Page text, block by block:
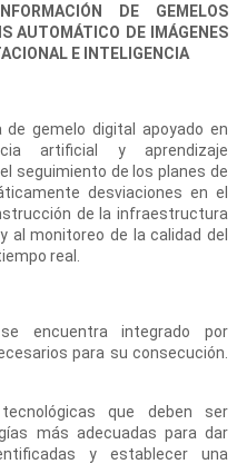
DE GEMELOS
AUTOMÁTICO DE IMÁGENES
E INTELIGENCIA
gemelo digital apoyado en
artificial y aprendizaje
seguimiento de los planes de
desviaciones en el
de la infraestructura
al monitoreo de la calidad del
real.
encuentra integrado por
para su consecución.
que deben ser
más adecuadas para dar
y establecer una